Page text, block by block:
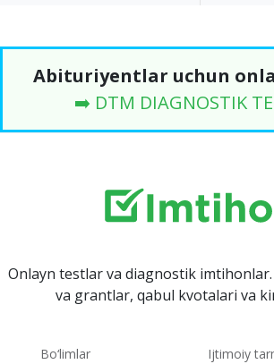
Abituriyentlar uchun
➡️ DTM DIAGNOSTIK
Onlayn testlar va diagnostik imtihonlar.
va grantlar, qabul kvotalari va
Bo‘limlar Ijtimoiy